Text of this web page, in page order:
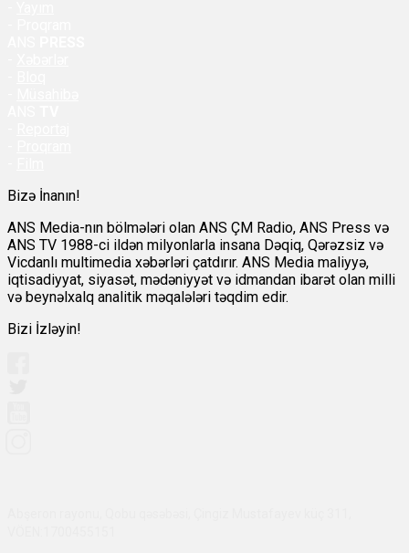
Bizə İnanın!
ANS Media-nın bölmələri olan ANS ÇM Radio, ANS Press və
ANS TV 1988-ci ildən milyonlarla insana Dəqiq, Qərəzsiz və
Vicdanlı multimedia xəbərləri çatdırır. ANS Media maliyyə,
iqtisadiyyat, siyasət, mədəniyyət və idmandan ibarət olan milli
və beynəlxalq analitik məqalələri təqdim edir.
Bizi İzləyin!